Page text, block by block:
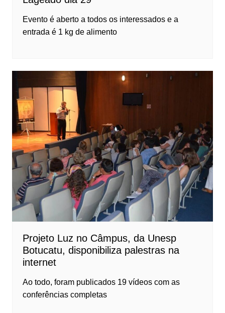
Evento é aberto a todos os interessados e a
entrada é 1 kg de alimento
Projeto Luz no Câmpus, da Unesp
Botucatu, disponibiliza palestras na
internet
Ao todo, foram publicados 19 vídeos com as
conferências completas